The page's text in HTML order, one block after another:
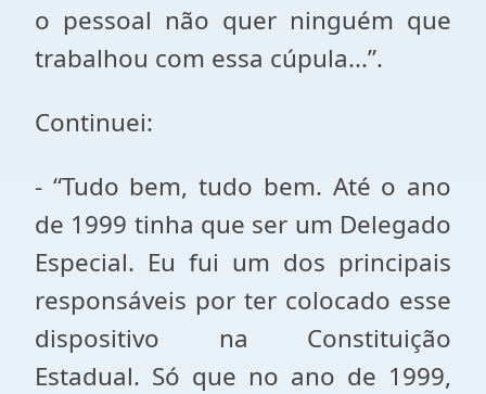
o pessoal não quer ninguém que
trabalhou com essa cúpula...”.
Continuei:
- “Tudo bem, tudo bem. Até o ano
de 1999 tinha que ser um Delegado
Especial. Eu fui um dos principais
responsáveis por ter colocado esse
dispositivo na Constituição
Estadual. Só que no ano de 1999,